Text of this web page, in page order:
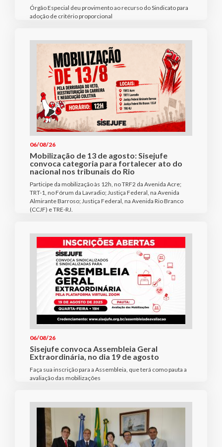
Órgão Especial deu provimento ao recurso do Sindicato para
adoção de critério proporcional
06/08/26
Mobilização de 13 de agosto: Sisejufe
convoca categoria para fortalecer ato do
nacional nos tribunais do Rio
Participe da mobilização às 12h, no TRF2 da Avenida Acre;
TRT-1, no Fórum da Lavradio; Justiça Federal, na Avenida
Almirante Barroso; Justiça Federal, na Avenida Rio Branco
(CCJF) e TRE-RJ.
06/08/26
Sisejufe convoca Assembleia Geral
Extraordinária, no dia 19 de agosto
Faça sua inscrição para a Assembleia, que terá como pauta a
avaliação das mobilizações